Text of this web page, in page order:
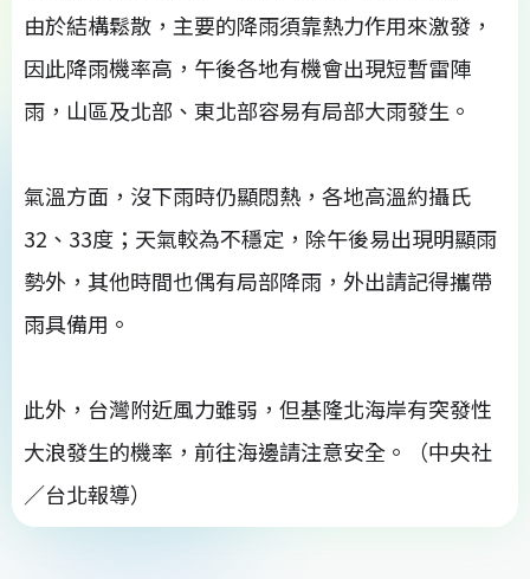
由於結構鬆散，主要的降雨須靠熱力作用來激發，
因此降雨機率高，午後各地有機會出現短暫雷陣
雨，山區及北部、東北部容易有局部大雨發生。
氣溫方面，沒下雨時仍顯悶熱，各地高溫約攝氏
32、33度；天氣較為不穩定，除午後易出現明顯雨
勢外，其他時間也偶有局部降雨，外出請記得攜帶
雨具備用。
此外，台灣附近風力雖弱，但基隆北海岸有突發性
大浪發生的機率，前往海邊請注意安全。（中央社
／台北報導）